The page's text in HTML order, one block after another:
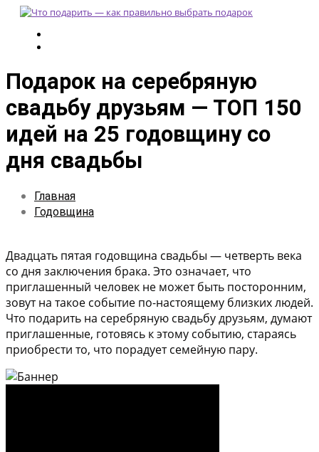
Подарок на серебряную
свадьбу друзьям — ТОП 150
идей на 25 годовщину со
дня свадьбы
Главная
Годовщина
Двадцать пятая годовщина свадьбы — четверть века
со дня заключения брака. Это означает, что
приглашенный человек не может быть посторонним,
зовут на такое событие по-настоящему близких людей.
Что подарить на серебряную свадьбу друзьям, думают
приглашенные, готовясь к этому событию, стараясь
приобрести то, что порадует семейную пару.